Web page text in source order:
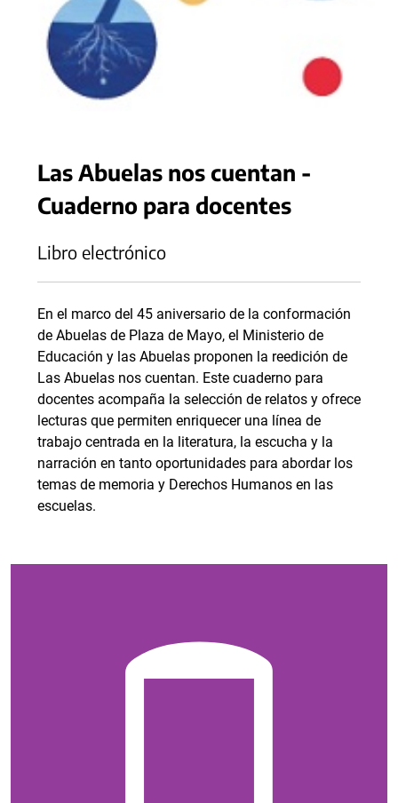
Las Abuelas nos cuentan -
Cuaderno para docentes
Libro electrónico
En el marco del 45 aniversario de la conformación
de Abuelas de Plaza de Mayo, el Ministerio de
Educación y las Abuelas proponen la reedición de
Las Abuelas nos cuentan. Este cuaderno para
docentes acompaña la selección de relatos y ofrece
lecturas que permiten enriquecer una línea de
trabajo centrada en la literatura, la escucha y la
narración en tanto oportunidades para abordar los
temas de memoria y Derechos Humanos en las
escuelas.